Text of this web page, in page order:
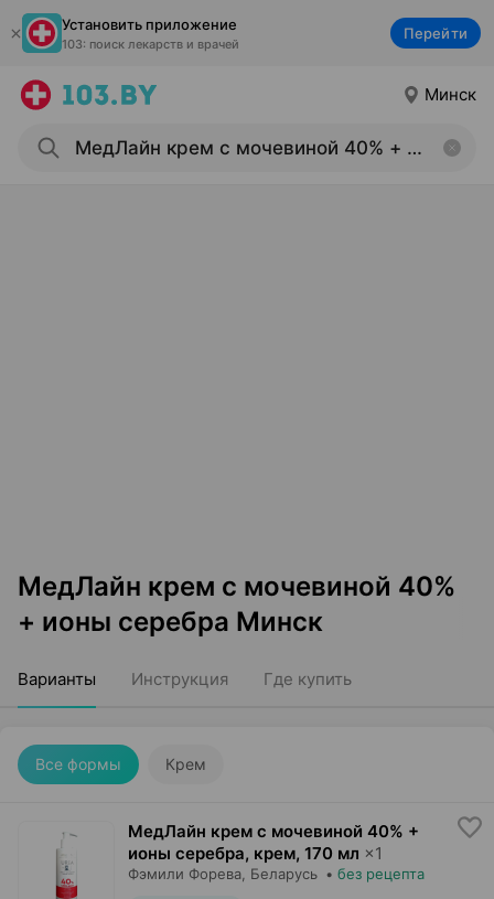
Установить приложение
103: поиск лекарств и врачей
Перейти
Минск
МедЛайн крем с мочевиной 40%
+ ионы серебра Минск
Варианты Инструкция Где купить
Все формы Крем
МедЛайн крем с мочевиной 40% +
ионы серебра, крем, 170 мл ×1
Фэмили Форева , Беларусь • без рецепта